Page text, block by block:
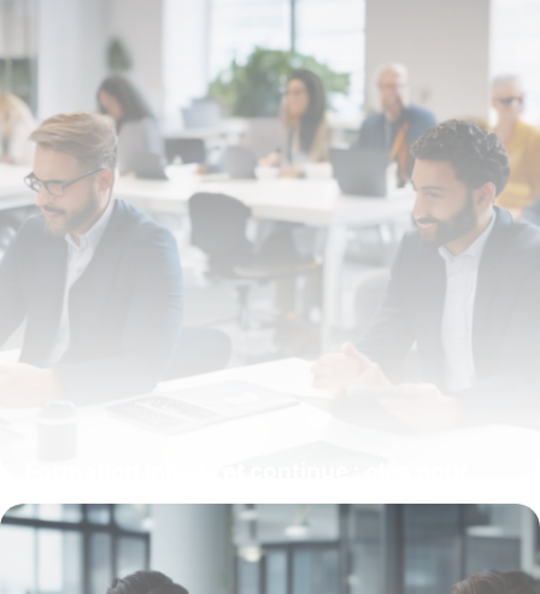
évoluer dans un marché en mutation
15 janvier 2026